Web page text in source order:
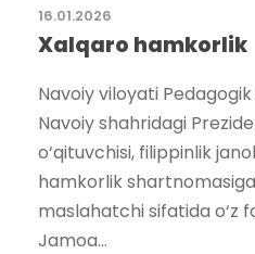
16.01.2026
Xalqaro hamkorlik
Navoiy viloyati
Navoiy shahridagi
o‘qituvchisi, filippinlik
hamkorlik
maslahatchi sifatida o‘z
Jamoa...